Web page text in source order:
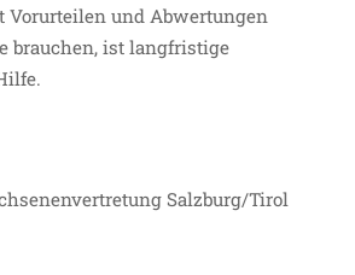
Vorurteilen und Abwertungen
brauchen, ist langfristige
Salzburg/Tirol